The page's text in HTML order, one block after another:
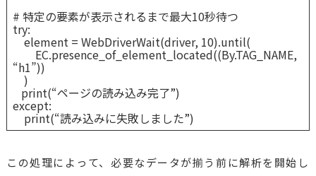
# 特定の要素が表示されるまで最大10秒待つ
try:
element = WebDriverWait(driver, 10).until(
EC.presence_of_element_located((By.TAG_NAME,
“h1”))
)
print(“ページの読み込み完了”)
except:
print(“読み込みに失敗しました”)
この処理によって、必要なデータが揃う前に解析を開始し